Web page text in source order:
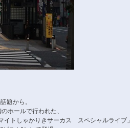
題から。
ホールで行われた、
イトしゃかりきサーカス スペシャルライブ」